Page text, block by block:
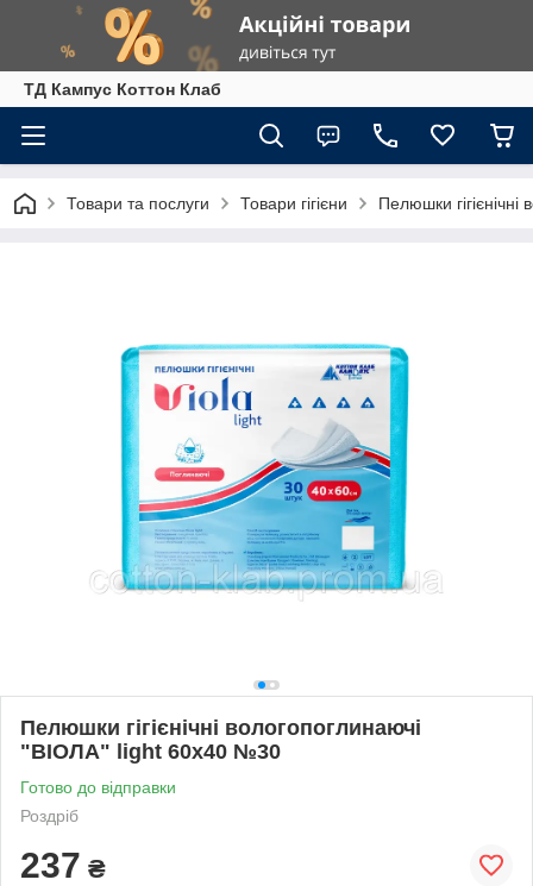
ТД Кампус Коттон Клаб
Товари та послуги Товари гігієни Пелюшки
Пелюшки гігієнічні вологопоглинаючі
"ВІОЛА" light 60х40 №30
Готово до відправки
Роздріб
237 ₴